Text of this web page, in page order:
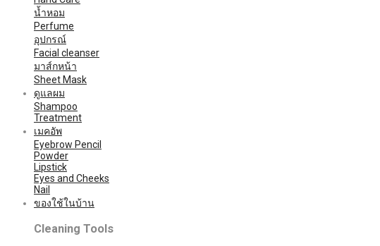
น้ำหอม
Perfume
อุปกรณ์
Facial cleanser
มาส์กหน้า
Sheet Mask
ดูแลผม
Shampoo
Treatment
เมคอัพ
Eyebrow Pencil
Powder
Lipstick
Eyes and Cheeks
Nail
ของใช้ในบ้าน
Cleaning Tools